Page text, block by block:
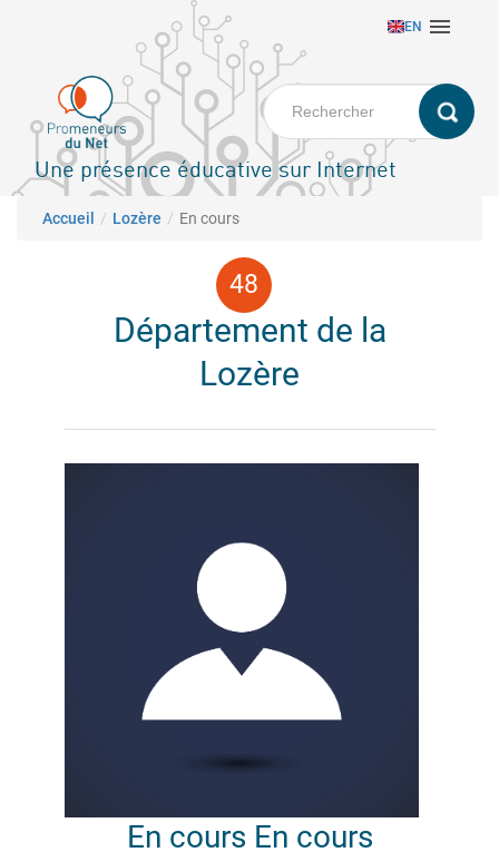
principal
EN 
Une présence éducative sur Internet
Fil d'Ariane
Accueil Lozère En cours
Département de la
Lozère
En cours En cours